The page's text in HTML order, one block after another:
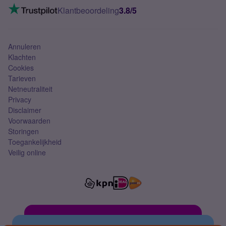
Mobiel abonnement
VoLTE 4G bellenKlantbeoordeling3.8/5
Annuleren
Klachten
Cookies
Tarieven
Netneutraliteit
Privacy
Disclaimer
Voorwaarden
Storingen
Toegankelijkheid
Veilig online